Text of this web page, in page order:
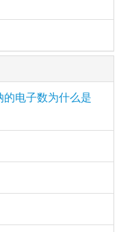
电子数为什么是